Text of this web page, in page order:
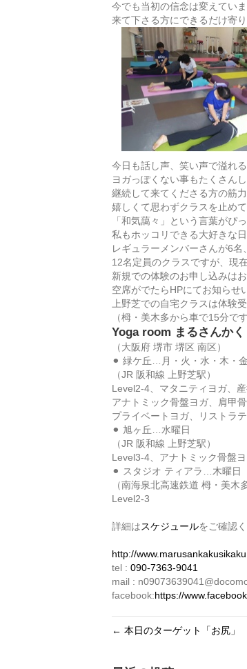
今でも当初の信念は変えていま
来て下さる方にできるだけ寄
今日も話し声、笑い声で溢れ
ヨガっぽくない事もたくさん
継続して来てくださる方の筋
嬉しくて思わずクラスを止め
「和気藹々」という言葉がぴ
私もホッコリできる大好きな日
レギュラーメンバーさんが6
12名定員のクラスですが、現
新規での体験のお申し込みは
空席がでたらHPにてお知らせ
上野芝での自宅クラスは体験
（栂・美木多から車で15分です
Yoga room まるさんかく
（大阪府 堺市 堺区 南区）
⚫︎ 緑ケ丘…月・火・水・木・
（JR 阪和線 上野芝駅）
Level2-4、マタニティヨガ、
アナトミック骨盤ヨガ、肩甲
プライベートヨガ、リストラ
⚫︎ 旭ヶ丘…水曜日
（JR 阪和線 上野芝駅）
Level3-4、アナトミック骨盤
⚫︎ スタジオ ティアラ…木曜日
（南海泉北高速鉄道 栂・美木
Level2-3
詳細はスケジュールをご確認
http://
tel : 090-7363-9041
mail :
facebook:https://
← 本日のターゲット「お尻」